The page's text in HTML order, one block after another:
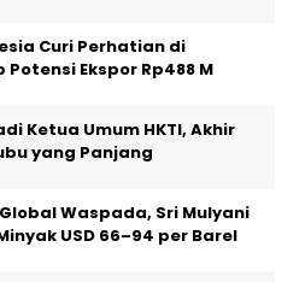
Curi Perhatian di
Potensi Ekspor Rp488 M
Ketua Umum HKTI, Akhir
yang Panjang
Waspada, Sri Mulyani
USD 66–94 per Barel